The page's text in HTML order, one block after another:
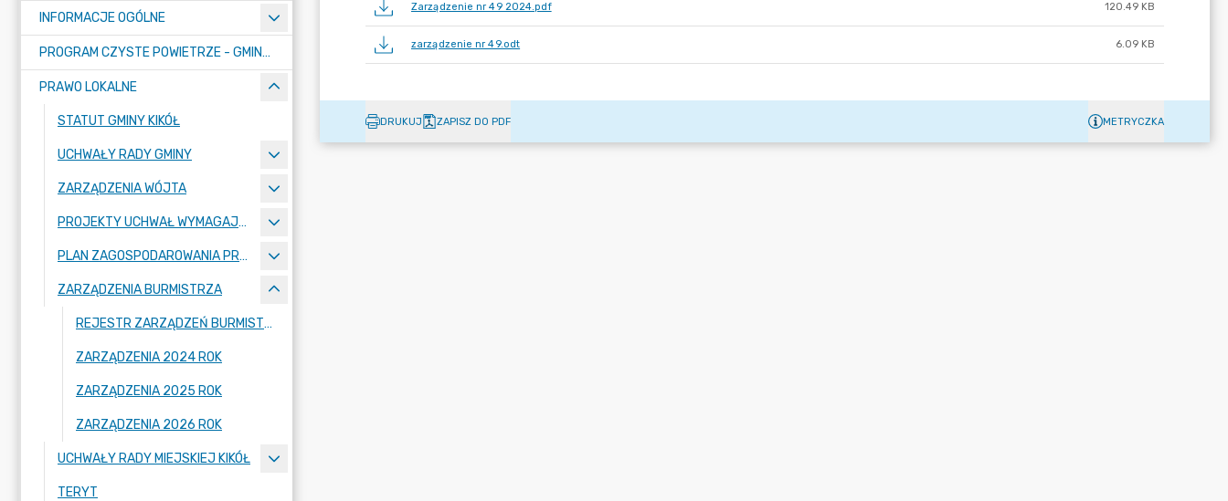
INFORMACJE OGÓLNE
PROGRAM CZYSTE POWIETRZE - GMINA KIKÓŁ
PRAWO LOKALNE
STATUT GMINY KIKÓŁ
UCHWAŁY RADY GMINY
ZARZĄDZENIA WÓJTA
PROJEKTY UCHWAŁ WYMAGAJĄCE KONSULTACJI
PLAN ZAGOSPODAROWANIA PRZESTRZENNEGO
ZARZĄDZENIA BURMISTRZA
REJESTR ZARZĄDZEŃ BURMISTRZA KIKOŁA
ZARZĄDZENIA 2024 ROK
ZARZĄDZENIA 2025 ROK
ZARZĄDZENIA 2026 ROK
UCHWAŁY RADY MIEJSKIEJ KIKÓŁ
TERYT
Zarządzenie nr 49 2024.pdf 120.49 KB
zarządzenie nr 49.odt 6.09 KB
DRUKUJ ZAPISZ DO PDF METRYCZKA